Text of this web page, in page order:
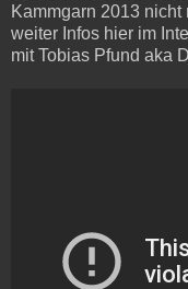
Kammgarn 2013
weiter Infos hier im
mit Tobias Pfund aka